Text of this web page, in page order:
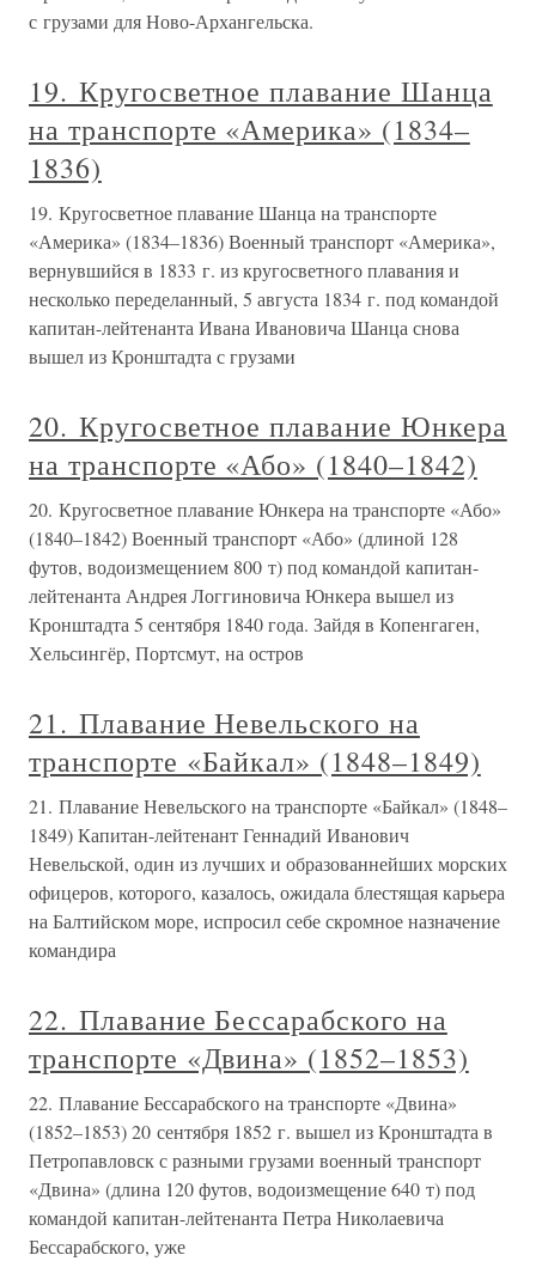
с грузами для Ново-Архангельска.
19. Кругосветное плавание Шанца
на транспорте «Америка» (1834–
1836)
19. Кругосветное плавание Шанца на транспорте
«Америка» (1834–1836) Военный транспорт «Америка»,
вернувшийся в 1833 г. из кругосветного плавания и
несколько переделанный, 5 августа 1834 г. под командой
капитан-лейтенанта Ивана Ивановича Шанца снова
вышел из Кронштадта с грузами
20. Кругосветное плавание Юнкера
на транспорте «Або» (1840–1842)
20. Кругосветное плавание Юнкера на транспорте «Або»
(1840–1842) Военный транспорт «Або» (длиной 128
футов, водоизмещением 800 т) под командой капитан-
лейтенанта Андрея Логгиновича Юнкера вышел из
Кронштадта 5 сентября 1840 года. Зайдя в Копенгаген,
Хельсингёр, Портсмут, на остров
21. Плавание Невельского на
транспорте «Байкал» (1848–1849)
21. Плавание Невельского на транспорте «Байкал» (1848–
1849) Капитан-лейтенант Геннадий Иванович
Невельской, один из лучших и образованнейших морских
офицеров, которого, казалось, ожидала блестящая карьера
на Балтийском море, испросил себе скромное назначение
командира
22. Плавание Бессарабского на
транспорте «Двина» (1852–1853)
22. Плавание Бессарабского на транспорте «Двина»
(1852–1853) 20 сентября 1852 г. вышел из Кронштадта в
Петропавловск с разными грузами военный транспорт
«Двина» (длина 120 футов, водоизмещение 640 т) под
командой капитан-лейтенанта Петра Николаевича
Бессарабского, уже